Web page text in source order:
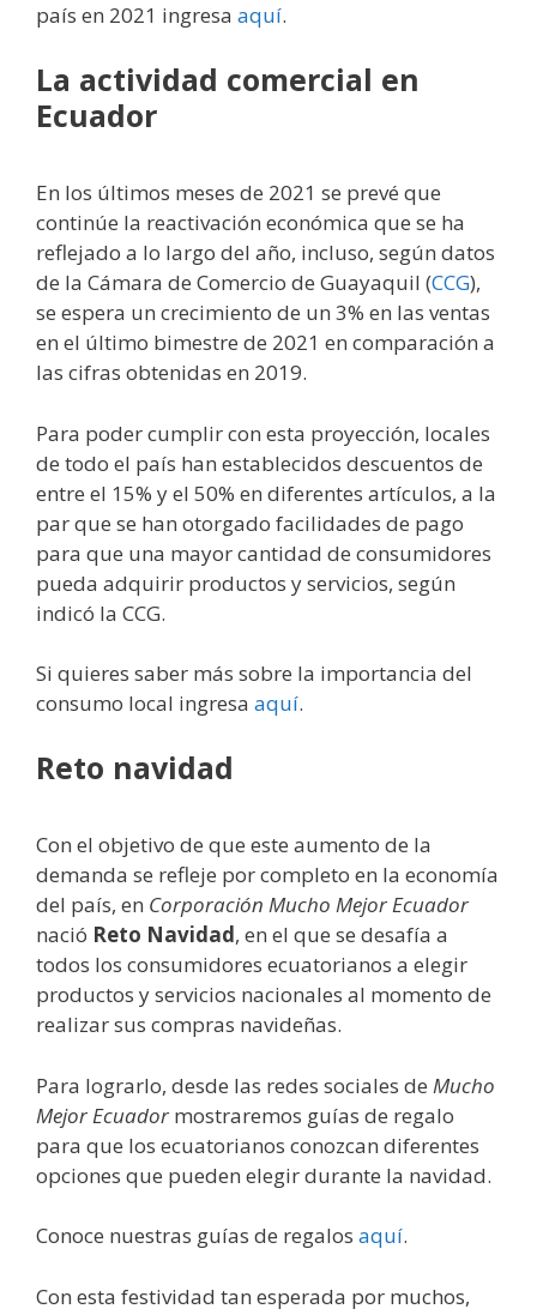
país en 2021 ingresa aquí.
La actividad comercial en
Ecuador
En los últimos meses de 2021 se prevé que
continúe la reactivación económica que se ha
reflejado a lo largo del año, incluso, según datos
de la Cámara de Comercio de Guayaquil (CCG),
se espera un crecimiento de un 3% en las ventas
en el último bimestre de 2021 en comparación a
las cifras obtenidas en 2019.
Para poder cumplir con esta proyección, locales
de todo el país han establecidos descuentos de
entre el 15% y el 50% en diferentes artículos, a la
par que se han otorgado facilidades de pago
para que una mayor cantidad de consumidores
pueda adquirir productos y servicios, según
indicó la CCG.
Si quieres saber más sobre la importancia del
consumo local ingresa aquí.
Reto navidad
Con el objetivo de que este aumento de la
demanda se refleje por completo en la economía
del país, en Corporación Mucho Mejor Ecuador
nació Reto Navidad, en el que se desafía a
todos los consumidores ecuatorianos a elegir
productos y servicios nacionales al momento de
realizar sus compras navideñas.
Para lograrlo, desde las redes sociales de Mucho
Mejor Ecuador mostraremos guías de regalo
para que los ecuatorianos conozcan diferentes
opciones que pueden elegir durante la navidad.
Conoce nuestras guías de regalos aquí.
Con esta festividad tan esperada por muchos,